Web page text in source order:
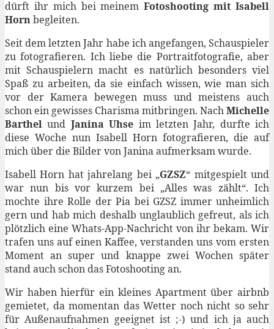
dürft ihr mich bei meinemFotoshooting mit Isabell
Hornbegleiten.
Seit dem letzten Jahr habe ich angefangen, Schauspieler
zu fotografieren. Ich liebe die Portraitfotografie, aber
mit Schauspielern macht es natürlich besonders viel
Spaß zu arbeiten, da sie einfach wissen, wie man sich
vor der Kamera bewegen muss und meistens auch
schon ein gewisses Charisma mitbringen. NachMichelle
Barthel und Janina Uhse im letzten Jahr, durfte ich
diese Woche nun Isabell Horn fotografieren, die auf
mich über die Bilder von Janina aufmerksam wurde.
Isabell Horn hat jahrelang bei „GZSZ“ mitgespielt und
war nun bis vor kurzem bei „Alles was zählt“. Ich
mochte ihre Rolle der Pia bei GZSZ immer unheimlich
gern und hab mich deshalb unglaublich gefreut, als ich
plötzlich eine Whats-App-Nachricht von ihr bekam. Wir
trafen uns auf einen Kaffee, verstanden uns vom ersten
Moment an super und knappe zwei Wochen später
stand auch schon das Fotoshooting an.
Wir haben hierfür ein kleines Apartment über airbnb
gemietet, da momentan das Wetter noch nicht so sehr
für Außenaufnahmen geeignet ist ;-) und ich ja auch